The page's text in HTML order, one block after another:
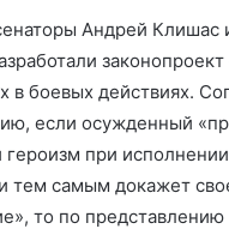
Андрей Клишас
в боевых действиях.
если осужденный
при
тем самым докажет
то по